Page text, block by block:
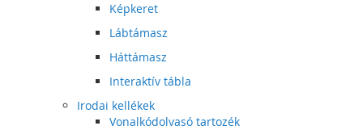
Képkeret
Lábtámasz
Háttámasz
Interaktív tábla
Irodai kellékek
Vonalkódolvasó tartozék